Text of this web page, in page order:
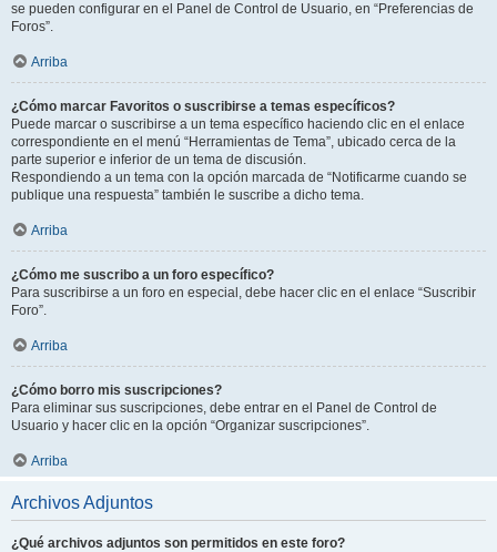
se pueden configurar en el Panel de Control de Usuario, en “Preferencias de
Foros”.
Arriba
¿Cómo marcar Favoritos o suscribirse a temas específicos?
Puede marcar o suscribirse a un tema específico haciendo clic en el enlace
correspondiente en el menú “Herramientas de Tema”, ubicado cerca de la
parte superior e inferior de un tema de discusión.
Respondiendo a un tema con la opción marcada de “Notificarme cuando se
publique una respuesta” también le suscribe a dicho tema.
Arriba
¿Cómo me suscribo a un foro específico?
Para suscribirse a un foro en especial, debe hacer clic en el enlace “Suscribir
Foro”.
Arriba
¿Cómo borro mis suscripciones?
Para eliminar sus suscripciones, debe entrar en el Panel de Control de
Usuario y hacer clic en la opción “Organizar suscripciones”.
Arriba
Archivos Adjuntos
¿Qué archivos adjuntos son permitidos en este foro?